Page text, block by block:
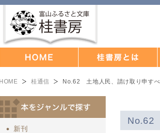
HOME 桂通信 No.62 土地人民、請け取り申す
No.62
新刊